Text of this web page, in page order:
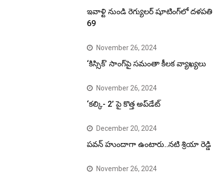
ఇవాళ్టి నుండి రెగ్యులర్ షూటింగ్‌లో దళపతి
69
November 26, 2024
‘కిస్సిక్’ సాంగ్‌పై సమంతా కీలక వ్యాఖ్యలు
November 26, 2024
‘కల్కి- 2’ పై కొత్త అప్‌డేట్
December 20, 2024
పవన్ హుందాగా ఉంటారు..నటి శ్రియా రెడ్డి
November 26, 2024